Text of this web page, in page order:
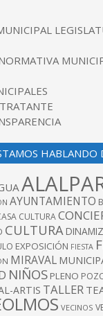
HABLANDO
AYUNTAMIENTO
CULTURA
CULTURA
EXPOSICIÓN FIESTA
MIRAVAL
NIÑOS PLENO
ARTIS TALLER
VECINOS